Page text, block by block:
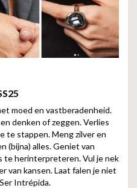
moed en vastberadenheid.
denken of zeggen. Verlies
te stappen. Meng zilver en
(bijna) alles. Geniet van
te herinterpreteren. Vul je nek
van kansen. Laat falen je niet
Intrépida.